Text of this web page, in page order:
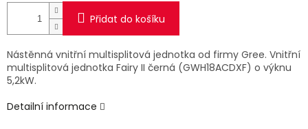
Přidat do košíku
Nástěnná vnitřní multisplitová jednotka od firmy Gree. Vnitřní
multisplitová jednotka Fairy II černá (GWH18ACDXF) o výknu
5,2kW.
Detailní informace